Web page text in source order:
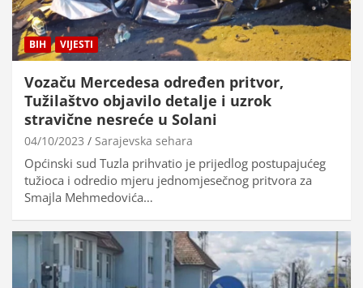
BIH VIJESTI
Vozaču Mercedesa određen pritvor,
Tužilaštvo objavilo detalje i uzrok
stravične nesreće u Solani
04/10/2023 Sarajevska sehara
Općinski sud Tuzla prihvatio je prijedlog postupajućeg
tužioca i odredio mjeru jednomjesečnog pritvora za
Smajla Mehmedovića…